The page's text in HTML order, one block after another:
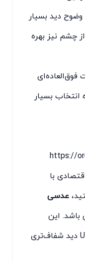
دید بسیار
چشم نیز بهره
فوق‌العاده‌ای
انتخاب بسیار
https://
با
عدسی
باشد. این
عدسی با پوشش آنتی رفلکس و UV دید شفاف‌تری